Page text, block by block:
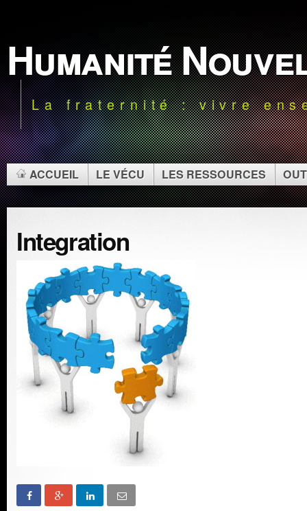
Humanité
La fraternité : vivre
ACCUEIL LE VÉCU LES RESSOURCES
Integration